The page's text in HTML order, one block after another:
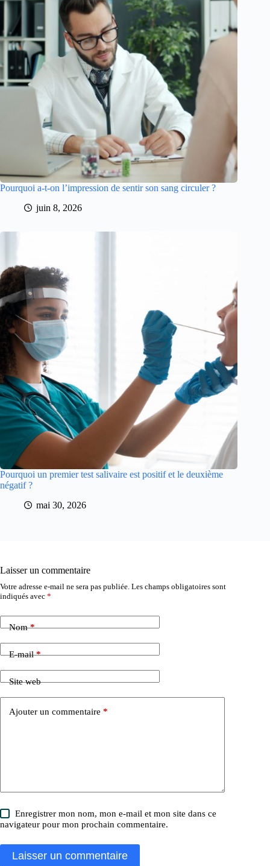
Pourquoi a-t-on l’impression de sentir son sang circuler ?
juin 8, 2026
Pourquoi un premier test salivaire est positif et le deuxième
négatif ?
mai 30, 2026
Laisser un commentaire
Votre adresse e-mail ne sera pas publiée. Les champs obligatoires sont
indiqués avec *
Nom*
E-mail*
Site web
Ajouter un commentaire *
Enregistrer mon nom, mon e-mail et mon site dans ce
navigateur pour mon prochain commentaire.
Laisser un commentaire